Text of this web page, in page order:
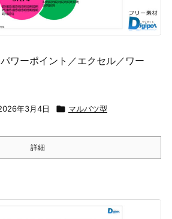
ワーポイント／エクセル／ワー
年3月4日  マルバツ型
詳細